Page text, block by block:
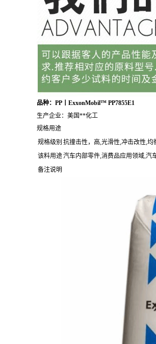
品种：PP丨ExxonMobil™ PP7855E1
生产企业：美国**化工
规格用途
规格级别 抗撞击性，高,光滑性,冲击改性,
该料用途汽车内部零件,消费品应用领域,汽
备注说明